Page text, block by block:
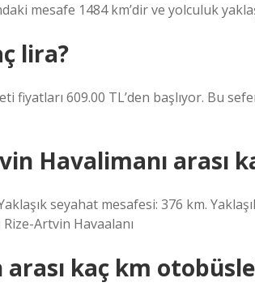
mesafe 1484 km’dir ve yolculuk
lira?
fiyatları 609.00 TL’den başlıyor. Bu
Havalimanı arası
seyahat mesafesi: 376 km.
Artvin Havaalanı
kaç km